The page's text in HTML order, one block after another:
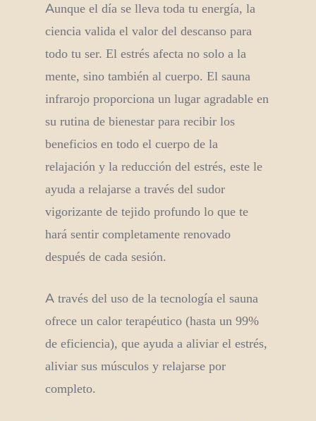
Aunque el día se lleva toda tu energía, la
ciencia valida el valor del descanso para
todo tu ser. El estrés afecta no solo a la
mente, sino también al cuerpo. El sauna
infrarojo proporciona un lugar agradable en
su rutina de bienestar para recibir los
beneficios en todo el cuerpo de la
relajación y la reducción del estrés, este le
ayuda a relajarse a través del sudor
vigorizante de tejido profundo lo que te
hará sentir completamente renovado
después de cada sesión.
A través del uso de la tecnología el sauna
ofrece un calor terapéutico (hasta un 99%
de eficiencia), que ayuda a aliviar el estrés,
aliviar sus músculos y relajarse por
completo.